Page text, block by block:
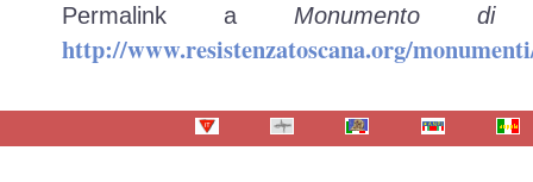
Permalink a Monumento
http://www.resistenzatoscana.org/